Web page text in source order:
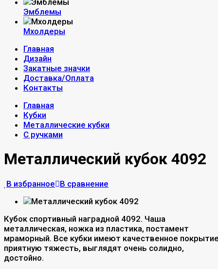
Эмблемы
Мхолдеры
Главная
Дизайн
Закатные значки
Доставка/Оплата
Контакты
Главная
Кубки
Металлические кубки
С ручками
Металлический кубок 4092
В избранное В сравнение
Кубок спортивный наградной 4092. Чаша
металлическая, ножка из пластика, постамент
мраморный. Все кубки имеют качественное
приятную тяжесть, выглядят очень солидно,
достойно.